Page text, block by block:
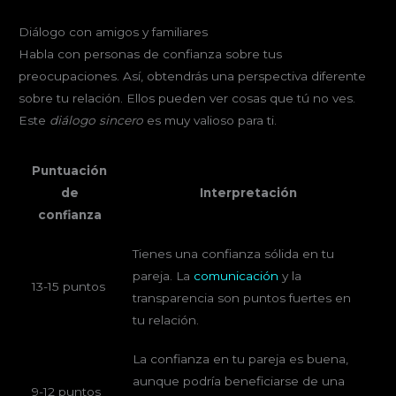
Diálogo con amigos y familiares
Habla con personas de confianza sobre tus
preocupaciones. Así, obtendrás una perspectiva diferente
sobre tu relación. Ellos pueden ver cosas que tú no ves.
Este diálogo sincero es muy valioso para ti.
Puntuación
de
confianza
Interpretación
13-15 puntos
Tienes una confianza sólida en tu
pareja. La comunicación y la
transparencia son puntos fuertes en
tu relación.
9-12 puntos
La confianza en tu pareja es buena,
aunque podría beneficiarse de una